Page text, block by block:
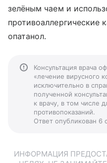
зелёным чаем и
противоаллергические
опатанол.
Консультация врача
«лечение вирусного
исключительно в
полученной
к врачу, в том числе
противопоказаний.
Ответ опубликован 6
ИНФОРМАЦИЯ